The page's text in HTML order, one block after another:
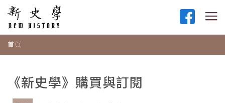
首頁
《新史學》購買與訂閱